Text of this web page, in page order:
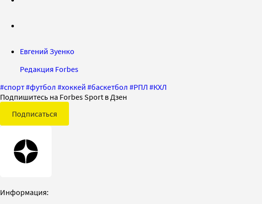
Евгений Зуенко
Редакция Forbes
#спорт#футбол #хоккей #баскетбол #РПЛ #КХЛ
Подпишитесь на Forbes Sport в Дзен
Подписаться
Информация: